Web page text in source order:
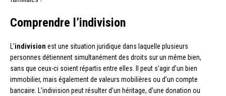
Comprendre l’indivision
L’indivision est une situation juridique dans laquelle plusieurs
personnes détiennent simultanément des droits sur un même bien,
sans que ceux-ci soient répartis entre elles. Il peut s’agir d’un bien
immobilier, mais également de valeurs mobilières ou d’un compte
bancaire. L’indivision peut résulter d’un héritage, d’une donation ou